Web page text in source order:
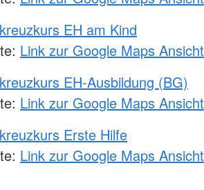
EH am Kind
Link zur Google Maps Ansicht
EH-Ausbildung (BG)
Link zur Google Maps Ansicht
Erste Hilfe
Link zur Google Maps Ansicht